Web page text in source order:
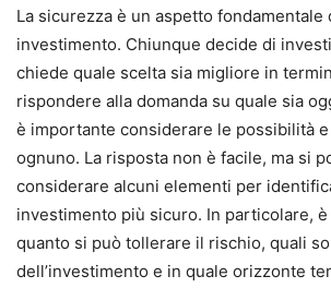
La sicurezza è un aspetto fondamentale
investimento. Chiunque decide di
chiede quale scelta sia migliore in
rispondere alla domanda su quale sia
è importante considerare le possibilità
ognuno. La risposta non è facile, ma si
considerare alcuni elementi per
investimento più sicuro. In particolare,
quanto si può tollerare il rischio, quali
dell’investimento e in quale orizzonte